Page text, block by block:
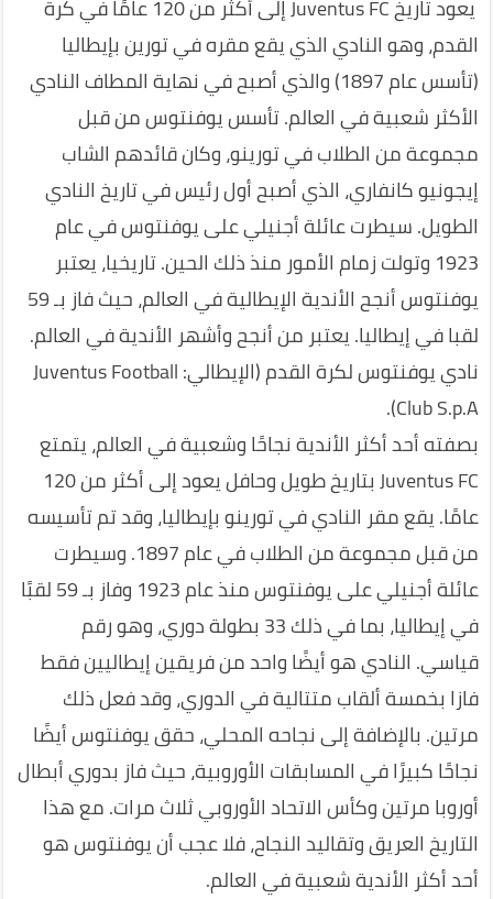
يعود تاريخ Juventus FC إلى أكثر من 120 عامًا في كرة
القدم، وهو النادي الذي يقع مقره في تورين بإيطاليا
(تأسس عام 1897) والذي أصبح في نهاية المطاف النادي
الأكثر شعبية في العالم. تأسس يوفنتوس من قبل
مجموعة من الطلاب في تورينو، وكان قائدهم الشاب
إيجونيو كانفاري، الذي أصبح أول رئيس في تاريخ النادي
الطويل. سيطرت عائلة أجنيلي على يوفنتوس في عام
1923 وتولت زمام الأمور منذ ذلك الحين. تاريخيا، يعتبر
يوفنتوس أنجح الأندية الإيطالية في العالم، حيث فاز بـ 59
لقبا في إيطاليا. يعتبر من أنجح وأشهر الأندية في العالم.
نادي يوفنتوس لكرة القدم (الإيطالي: Juventus Football
Club S.p.A).
بصفته أحد أكثر الأندية نجاحًا وشعبية في العالم، يتمتع
Juventus FC بتاريخ طويل وحافل يعود إلى أكثر من 120
عامًا. يقع مقر النادي في تورينو بإيطاليا، وقد تم تأسيسه
من قبل مجموعة من الطلاب في عام 1897. وسيطرت
عائلة أجنيلي على يوفنتوس منذ عام 1923 وفاز بـ 59 لقبًا
في إيطاليا، بما في ذلك 33 بطولة دوري، وهو رقم
قياسي. النادي هو أيضًا واحد من فريقين إيطاليين فقط
فازا بخمسة ألقاب متتالية في الدوري، وقد فعل ذلك
مرتين. بالإضافة إلى نجاحه المحلي، حقق يوفنتوس أيضًا
نجاحًا كبيرًا في المسابقات الأوروبية، حيث فاز بدوري أبطال
أوروبا مرتين وكأس الاتحاد الأوروبي ثلاث مرات. مع هذا
التاريخ العريق وتقاليد النجاح، فلا عجب أن يوفنتوس هو
أحد أكثر الأندية شعبية في العالم.